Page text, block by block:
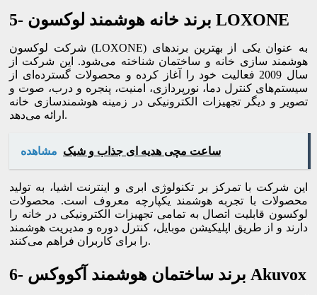
5- برند خانه هوشمند لوکسون LOXONE
شرکت لوکسون (LOXONE) به عنوان یکی از بهترین برندهای
هوشمند سازی خانه و ساختمان شناخته می‌شود. این شرکت از
سال 2009 فعالیت خود را آغاز کرده و محصولات گسترده‌ای از
سیستم‌های کنترل دما، نورپردازی، امنیت، پنجره و درب، صوت و
تصویر و دیگر تجهیزات الکترونیکی در زمینه هوشمندسازی خانه
ارائه می‌دهد.
مشاهده ساعت مچی هدیه ای جذاب و شیک
این شرکت با تمرکز بر تکنولوژی ابری و اینترنت اشیا، به تولید
محصولات با تجربه هوشمند یکپارچه معروف است. محصولات
لوکسون قابلیت اتصال به تمامی تجهیزات الکترونیکی در خانه را
دارند و از طریق اپلیکیشن موبایل، کنترل دوره و مدیریت هوشمند
را برای کاربران فراهم می‌کنند.
6- برند ساختمان هوشمند آکووکس Akuvox